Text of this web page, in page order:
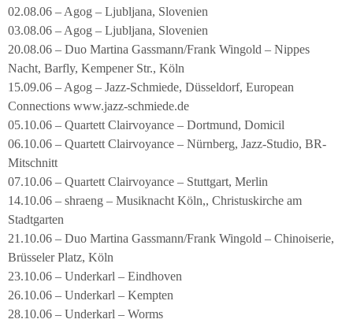
02.08.06 – Agog – Ljubljana, Slovenien
03.08.06 – Agog – Ljubljana, Slovenien
20.08.06 – Duo Martina Gassmann/Frank Wingold – Nippes
Nacht, Barfly, Kempener Str., Köln
15.09.06 – Agog – Jazz-Schmiede, Düsseldorf, European
Connections www.jazz-schmiede.de
05.10.06 – Quartett Clairvoyance – Dortmund, Domicil
06.10.06 – Quartett Clairvoyance – Nürnberg, Jazz-Studio, BR-
Mitschnitt
07.10.06 – Quartett Clairvoyance – Stuttgart, Merlin
14.10.06 – shraeng – Musiknacht Köln,, Christuskirche am
Stadtgarten
21.10.06 – Duo Martina Gassmann/Frank Wingold – Chinoiserie,
Brüsseler Platz, Köln
23.10.06 – Underkarl – Eindhoven
26.10.06 – Underkarl – Kempten
28.10.06 – Underkarl – Worms